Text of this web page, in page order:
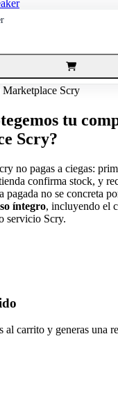
Marketplace Scry
tu
Scry?
no pagas a ciegas:
confirma stock, y
pagada no se concreta
íntegro, incluyendo el
servicio Scry.
al carrito y generas una